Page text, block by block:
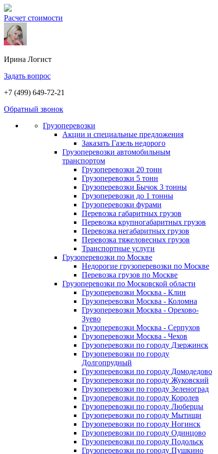
Расчет стоимости
Ирина Логист
Задать вопрос
+7 (499) 649-72-21
Обратный звонок
Грузоперевозки
Акции и специальные предложения
Заказать Газель недорого
Грузоперевозки автомобильным
транспортом
Грузоперевозки 20 тонн
Грузоперевозки 5 тонн
Грузоперевозки Бычок 3 тонны
Грузоперевозки до 1 тонны
Грузоперевозки фурами
Перевозка габаритных грузов
Перевозка крупногабаритных грузов
Перевозка негабаритных грузов
Перевозка тяжеловесных грузов
Транспортные услуги
Грузоперевозки по Москве
Недорогие грузоперевозки по Москве
Перевозка грузов по Москве
Грузоперевозки по Московской области
Грузоперевозки Москва - Клин
Грузоперевозки Москва - Коломна
Грузоперевозки Москва - Орехово-
Зуево
Грузоперевозки Москва - Серпухов
Грузоперевозки Москва - Чехов
Грузоперевозки по городу Дзержинск
Грузоперевозки по городу
Долгопрудный
Грузоперевозки по городу Домодедово
Грузоперевозки по городу Жуковский
Грузоперевозки по городу Зеленоград
Грузоперевозки по городу Королев
Грузоперевозки по городу Люберцы
Грузоперевозки по городу Мытищи
Грузоперевозки по городу Ногинск
Грузоперевозки по городу Одинцово
Грузоперевозки по городу Подольск
Грузоперевозки по городу Пушкино